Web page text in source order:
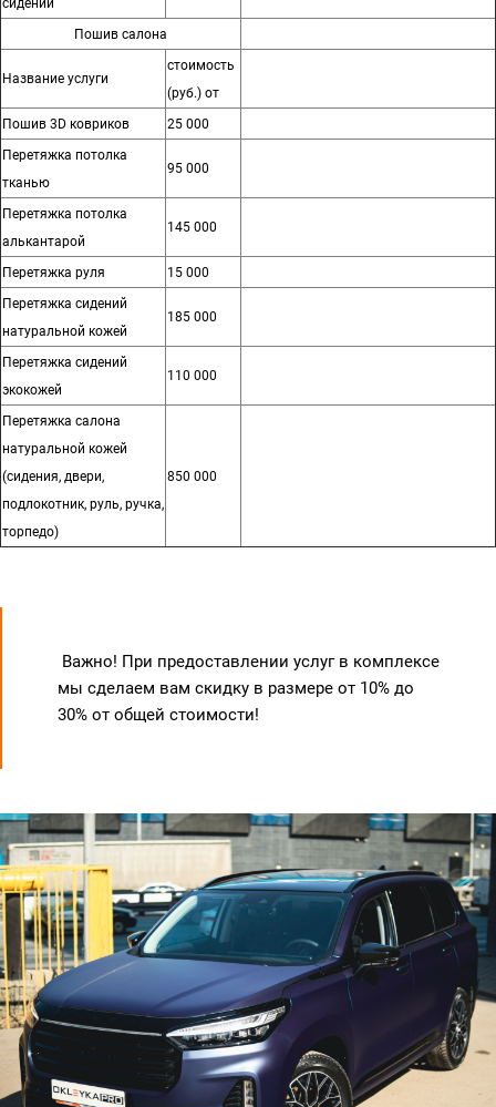
сидений
Пошив салона
Название услуги
стоимость
(руб.) от
Пошив 3D ковриков
25 000
Перетяжка потолка
тканью
95 000
Перетяжка потолка
алькантарой
145 000
Перетяжка руля
15 000
Перетяжка сидений
натуральной кожей
185 000
Перетяжка сидений
экокожей
110 000
Перетяжка салона
натуральной кожей
(сидения, двери,
подлокотник, руль, ручка,
торпедо)
850 000
Важно! При предоставлении услуг в комплексе
мы сделаем вам скидку в размере от 10% до
30% от общей стоимости!